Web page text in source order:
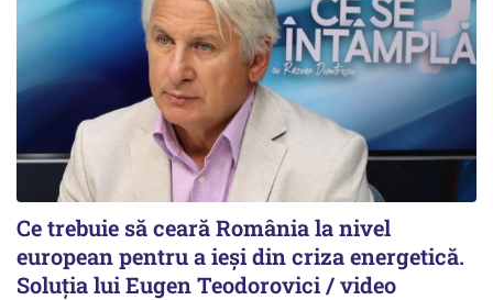
Ce trebuie să ceară România la nivel
european pentru a ieși din criza energetică.
Soluția lui Eugen Teodorovici / video